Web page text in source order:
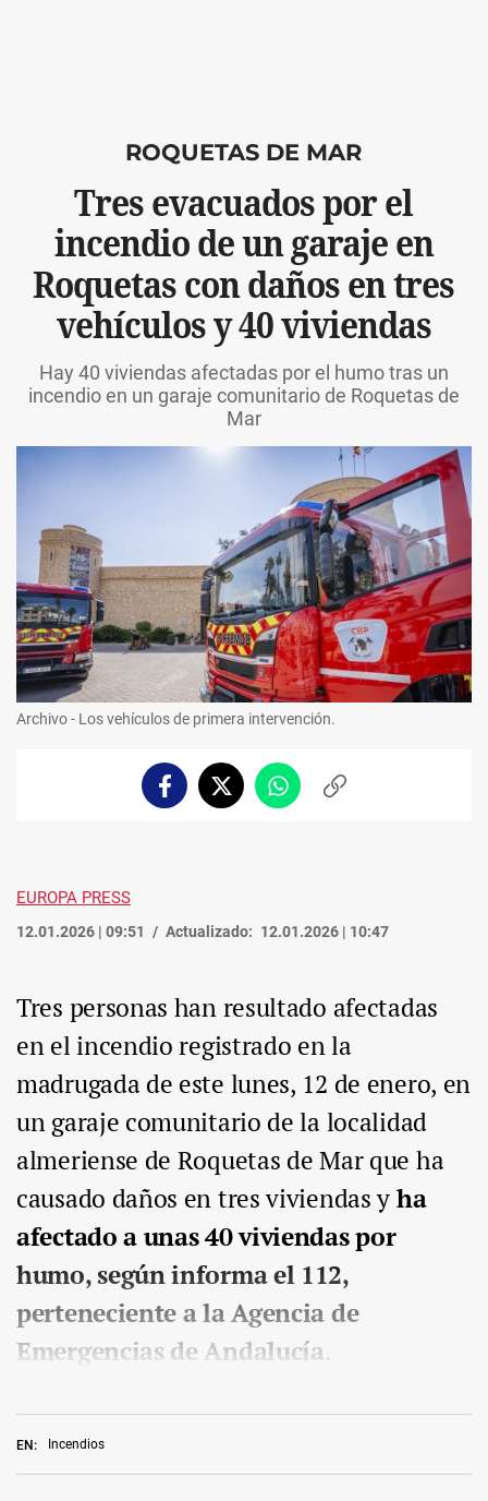
ROQUETAS DE MAR
Tres evacuados por el
incendio de un garaje en
Roquetas con daños en tres
vehículos y 40 viviendas
Hay 40 viviendas afectadas por el humo tras un
incendio en un garaje comunitario de Roquetas de
Mar
Archivo - Los vehículos de primera intervención.
FacebookTwitterWhatsappCopiar
EUROPA PRESS
12.01.2026 | 09:51 Actualizado: 12.01.2026 | 10:47
EN: Incendios
Tres personas han resultado afectadas
en el incendio registrado en la
madrugada de este lunes, 12 de enero, en
un garaje comunitario de la localidad
almeriense de Roquetas de Mar que ha
causado daños en tres viviendas yha
afectado a unas 40 viviendas por
humo, según informa el 112,
perteneciente a la Agencia de
Emergencias de Andalucía.